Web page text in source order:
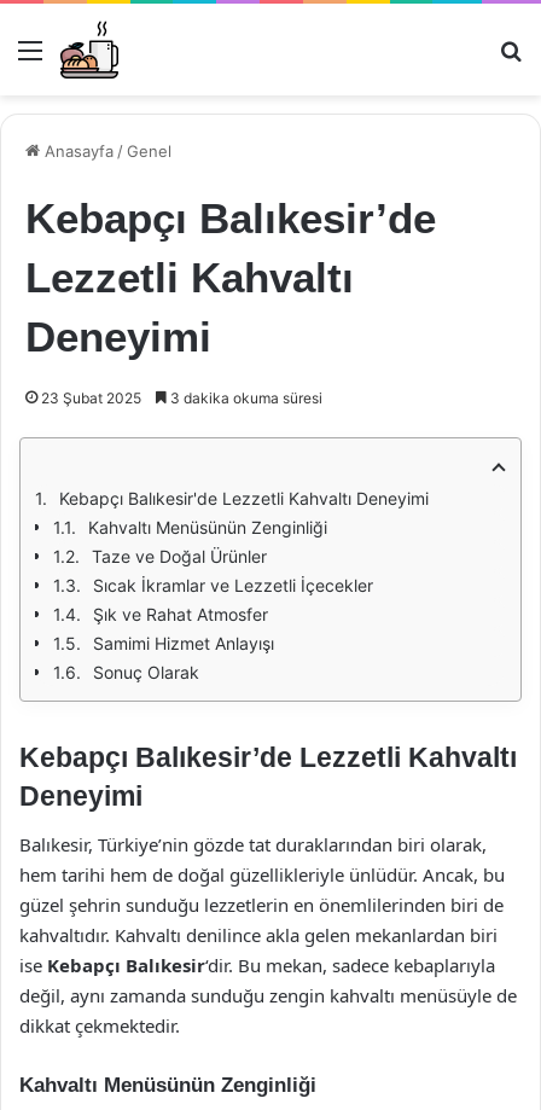
Menü
Anasayfa /Genel
Kebapçı Balıkesir’de
Lezzetli Kahvaltı
Deneyimi
23 Şubat 2025 3 dakika okuma süresi
Kebapçı Balıkesir'de Lezzetli Kahvaltı Deneyimi
Kahvaltı Menüsünün Zenginliği
Taze ve Doğal Ürünler
Sıcak İkramlar ve Lezzetli İçecekler
Şık ve Rahat Atmosfer
Samimi Hizmet Anlayışı
Sonuç Olarak
Kebapçı Balıkesir’de Lezzetli Kahvaltı
Deneyimi
Balıkesir, Türkiye’nin gözde tat duraklarından biri olarak,
hem tarihi hem de doğal güzellikleriyle ünlüdür. Ancak, bu
güzel şehrin sunduğu lezzetlerin en önemlilerinden biri de
kahvaltıdır. Kahvaltı denilince akla gelen mekanlardan biri
ise Kebapçı Balıkesir‘dir. Bu mekan, sadece kebaplarıyla
değil, aynı zamanda sunduğu zengin kahvaltı menüsüyle de
dikkat çekmektedir.
Kahvaltı Menüsünün Zenginliği